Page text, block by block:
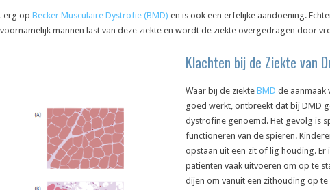
erg op Becker Musculaire Dystrofie (BMD) en is ook een erfelijke aandoening.
mannen last van deze ziekte en wordt de ziekte overgedragen door
Klachten bij de Ziekte van
Waar bij de ziekte BMD de aanmaak
goed werkt, ontbreekt dat bij DMD
dystrofine genoemd. Het gevolg is
functioneren van de spieren.
opstaan uit een zit of lig houding. Er
patiënten vaak uitvoeren om op te
dijen om vanuit een zithouding op